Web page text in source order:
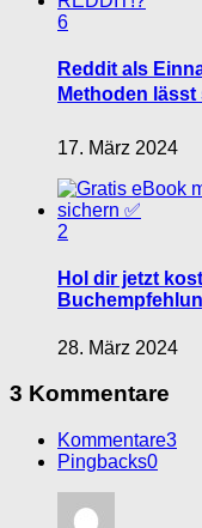
6
Reddit als
Methoden
17. März 2024
2
Hol dir jetzt
28. März 2024
3 Kommentare
Kommentare3
Pingbacks0